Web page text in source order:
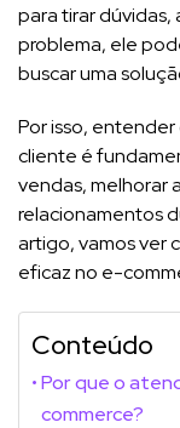
para tirar dúvidas,
problema, ele
buscar uma
Por isso,
cliente é
vendas, melhorar
relacionamentos
artigo, vamos ver
eficaz no e-
Conteúdo
Por que o
commerce?